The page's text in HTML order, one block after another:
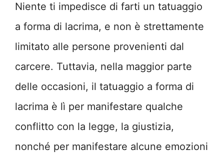
Niente ti impedisce di farti un tatuaggio
a forma di lacrima, e non è strettamente
limitato alle persone provenienti dal
carcere. Tuttavia, nella maggior parte
delle occasioni, il tatuaggio a forma di
lacrima è lì per manifestare qualche
conflitto con la legge, la giustizia,
nonché per manifestare alcune emozioni